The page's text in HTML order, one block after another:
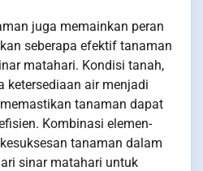
juga memainkan peran
seberapa efektif tanaman
matahari. Kondisi tanah,
ketersediaan air menjadi
tanaman dapat
Kombinasi elemen-
tanaman dalam
sinar matahari untuk